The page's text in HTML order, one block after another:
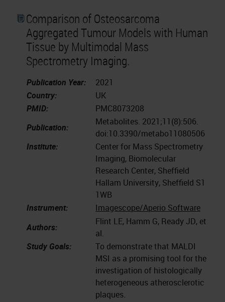
Comparison of Osteosarcoma
Aggregated Tumour Models with Human
Tissue by Multimodal Mass
Spectrometry Imaging.
Publication Year:
2021
Country:
UK
PMID:
PMC8073208
Publication:
Metabolites. 2021;11(8):506.
doi:10.3390/metabo11080506
Institute:
Center for Mass Spectrometry
Imaging, Biomolecular
Research Center, Sheffield
Hallam University, Sheffield S1
1WB
Instrument:
Imagescope/Aperio Software
Authors:
Flint LE, Hamm G, Ready JD, et
al.
Study Goals:
To demonstrate that MALDI
MSI as a promising tool for the
investigation of histologically
heterogeneous atherosclerotic
plaques.